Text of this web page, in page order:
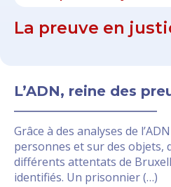
La preuve en
L’ADN, reine des
Grâce à des analyses de
personnes et sur des objets,
différents attentats de
identifiés. Un prisonnier (…)